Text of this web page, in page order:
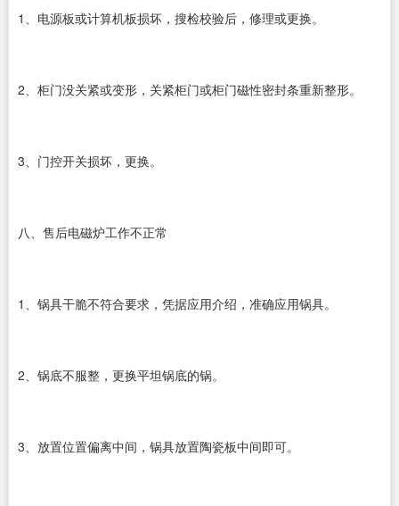
1、电源板或计算机板损坏，搜检校验后，修理或更换。
2、柜门没关紧或变形，关紧柜门或柜门磁性密封条重新整形。
3、门控开关损坏，更换。
八、售后电磁炉工作不正常
1、锅具干脆不符合要求，凭据应用介绍，准确应用锅具。
2、锅底不服整，更换平坦锅底的锅。
3、放置位置偏离中间，锅具放置陶瓷板中间即可。